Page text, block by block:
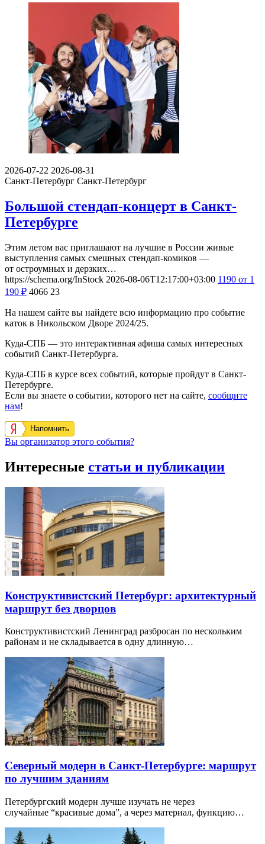
2026-07-22 2026-08-31
Санкт-Петербург Санкт-Петербург
Большой стендап-концерт в Санкт-
Петербурге
Этим летом вас приглашают на лучшие в России живые
выступления самых смешных стендап-комиков —
от остроумных и дерзких…
https://schema.org/InStock 2026-08-06T12:17:00+03:00 1190 от 1
190 ₽ 4066 23
На нашем сайте вы найдете всю информацию про событие
каток в Никольском Дворе 2024/25.
Куда-СПБ — это интерактивная афиша самых интересных
событий Санкт-Петербурга.
Куда-СПБ в курсе всех событий, которые пройдут в Санкт-
Петербурге.
Если вы знаете о событии, которого нет на сайте, сообщите
нам!
Напомнить
Вы организатор этого события?
Интересные статьи и публикации
Конструктивистский Петербург: архитектурный
маршрут без дворцов
Конструктивистский Ленинград разбросан по нескольким
районам и не складывается в одну длинную…
Северный модерн в Санкт-Петербурге: маршрут
по лучшим зданиям
Петербургский модерн лучше изучать не через
случайные “красивые дома”, а через материал, функцию…